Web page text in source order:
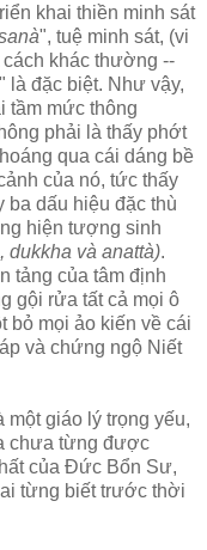
khai thiền minh sát
", tuệ minh sát, (vi
khác thường --
là đặc biệt. Như vậy,
tầm mức thông
phải là thấy phớt
qua cái dáng bề
của nó, tức thấy
dấu hiệu đặc thù
hiện tượng sinh
dukkha và anattà).
tảng của tâm định
gội rửa tất cả mọi ô
bỏ mọi ảo kiến về cái
và chứng ngộ Niết
một giáo lý trọng yếu,
chưa từng được
của Ðức Bổn Sư,
từng biết trước thời